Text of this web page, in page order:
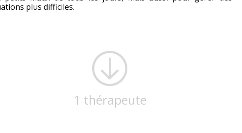
plus difficiles.
1 thérapeute